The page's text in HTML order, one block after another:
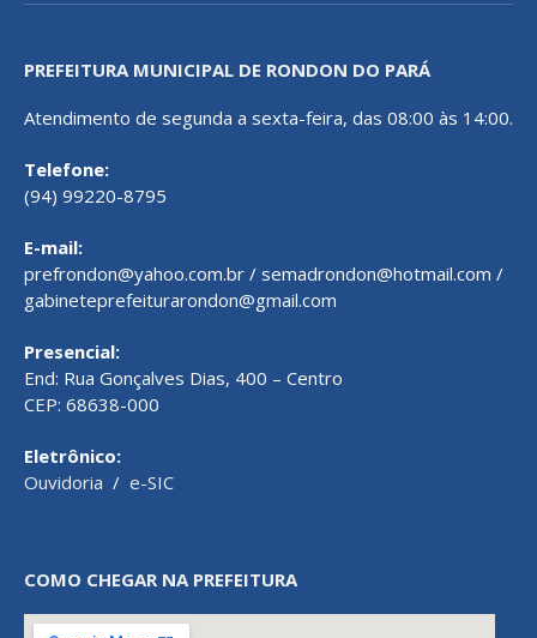
PREFEITURA MUNICIPAL DE RONDON DO PARÁ
Atendimento de segunda a sexta-feira, das 08:00 às 14:00.
Telefone:
(94) 99220-8795
E-mail:
prefrondon@yahoo.com.br / semadrondon@hotmail.com /
gabineteprefeiturarondon@gmail.com
Presencial:
End: Rua Gonçalves Dias, 400 – Centro
CEP: 68638-000
Eletrônico:
Ouvidoria / e-SIC
COMO CHEGAR NA PREFEITURA